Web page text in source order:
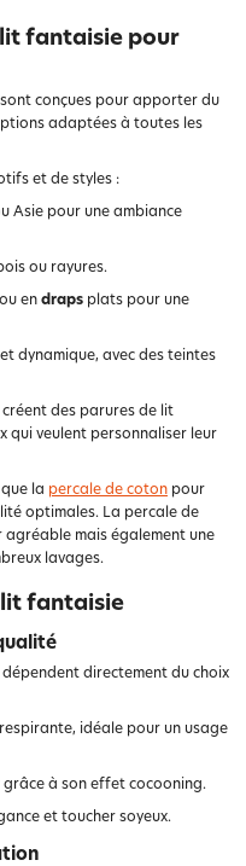
fantaisie pour
sont conçues pour apporter du
adaptées à toutes les
et de styles :
Asie pour une ambiance
ou rayures.
en draps plats pour une
dynamique, avec des teintes
des parures de lit
qui veulent personnaliser leur
la percale de coton pour
optimales. La percale de
mais également une
lavages.
lit fantaisie
directement du choix
idéale pour un usage
à son effet cocooning.
et toucher soyeux.